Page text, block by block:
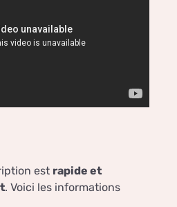
est rapide et
. Voici les informations